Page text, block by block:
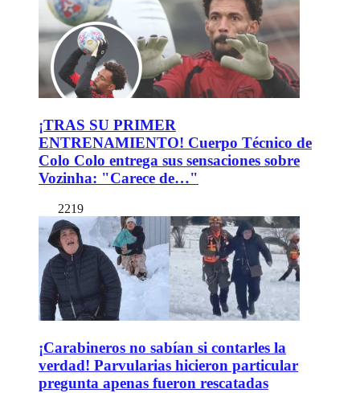
¡TRAS SU PRIMER
ENTRENAMIENTO! Cuerpo Técnico de
Colo Colo entrega sus sensaciones sobre
Vozinha: "Carece de…"
2219
¡Carabineros no sabían si contarles la
verdad! Parvularias hicieron particular
pregunta apenas fueron rescatadas